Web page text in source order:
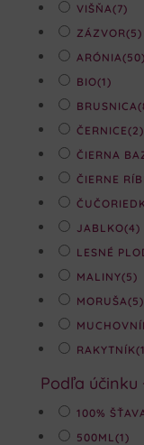
VIŠŇA(7)
ZÁZVOR(5)
ARÓNIA(50)
BIO(1)
BRUSNICA
ČERNICE(2)
ČIERNA
ČIERNE
JABLKO(4)
LESNÉ
MALINY(5)
MORUŠA(5)
RAKYTNÍK
Podľa účinku
100%
500ML (1)